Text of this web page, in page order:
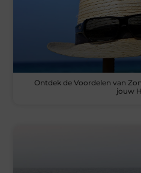
Ontdek de Voordelen van
jouw